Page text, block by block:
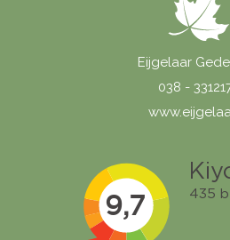
Eijgelaar
038 -